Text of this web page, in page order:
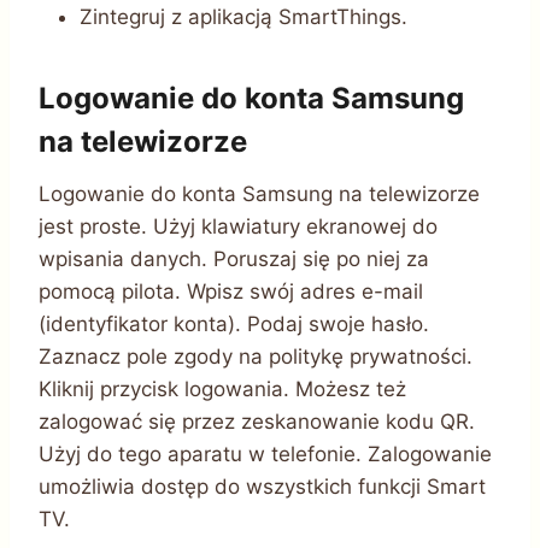
Zintegruj z aplikacją SmartThings.
Logowanie do konta Samsung
na telewizorze
Logowanie do konta Samsung na telewizorze
jest proste. Użyj klawiatury ekranowej do
wpisania danych. Poruszaj się po niej za
pomocą pilota. Wpisz swój adres e-mail
(identyfikator konta). Podaj swoje hasło.
Zaznacz pole zgody na politykę prywatności.
Kliknij przycisk logowania. Możesz też
zalogować się przez zeskanowanie kodu QR.
Użyj do tego aparatu w telefonie. Zalogowanie
umożliwia dostęp do wszystkich funkcji Smart
TV.